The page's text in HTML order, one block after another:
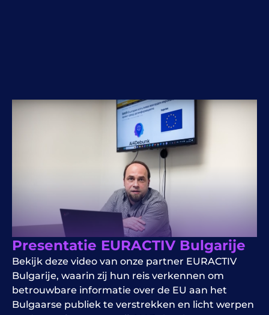
Presentatie EURACTIV Bulgarije
Bekijk deze video van onze partner EURACTIV
Bulgarije, waarin zij hun reis verkennen om
betrouwbare informatie over de EU aan het
Bulgaarse publiek te verstrekken en licht werpen